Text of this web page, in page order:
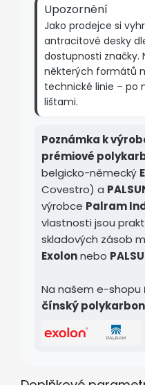
Upozornění
Jako prodejce si
antracitové desky
dostupnosti značky.
některých formátů
technické linie – po
lištami.
Poznámka k
prémiové
belgicko-německý
Covestro) a
výrobce Palram
vlastnosti jsou
skladových zásob
Exolonnebo
Na našem e-shopu
čínský